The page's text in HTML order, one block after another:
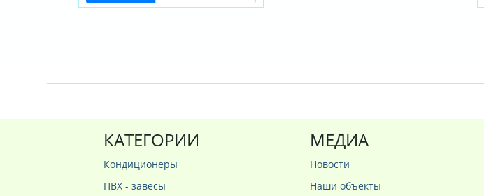
КАТЕГОРИИ
Кондиционеры
ПВХ - завесы
МЕДИА
Новости
Наши объекты